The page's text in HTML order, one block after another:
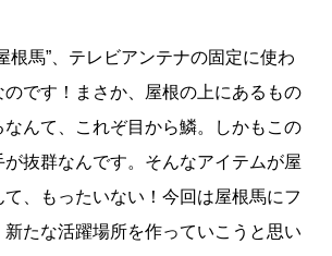
根馬”、テレビアンテナの固定に使わ
です！まさか、屋根の上にあるもの
なんて、これぞ目から鱗。しかもこの
抜群なんです。そんなアイテムが屋
、もったいない！今回は屋根馬にフ
新たな活躍場所を作っていこうと思い